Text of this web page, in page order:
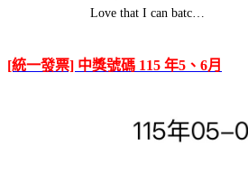
Love that I can batc…
[統一發票] 中獎號碼 115 年5、6月